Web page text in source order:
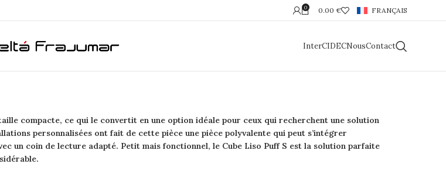
0 0.00 € FRANÇAIS
InterCIDECNousContact
compacte, ce qui le convertit en une option idéale pour ceux qui recherchent une solution
personnalisées ont fait de cette pièce une pièce polyvalente qui peut s’intégrer
un coin de lecture adapté. Petit mais fonctionnel, le Cube Liso Puff S est la solution parfaite